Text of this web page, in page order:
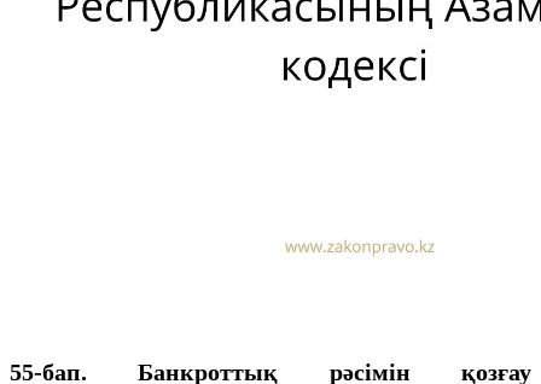
55-бап. Банкроттық рәсімін қозғау